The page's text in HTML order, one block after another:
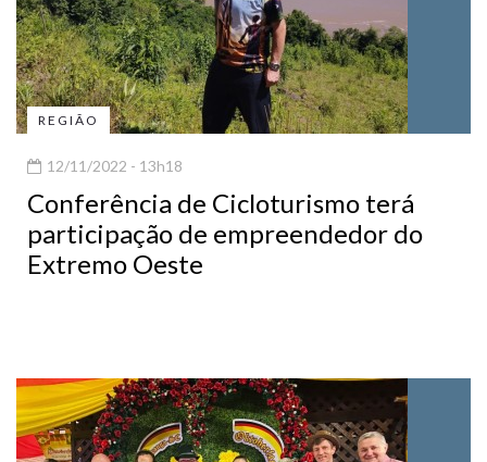
REGIÃO
12/11/2022 - 13h18
Conferência de Cicloturismo terá
participação de empreendedor do
Extremo Oeste